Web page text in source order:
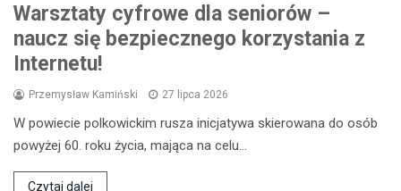
Warsztaty cyfrowe dla seniorów –
naucz się bezpiecznego korzystania z
Internetu!
Przemysław Kamiński 27 lipca 2026
W powiecie polkowickim rusza inicjatywa skierowana do osób
powyżej 60. roku życia, mająca na celu…
Czytaj dalej